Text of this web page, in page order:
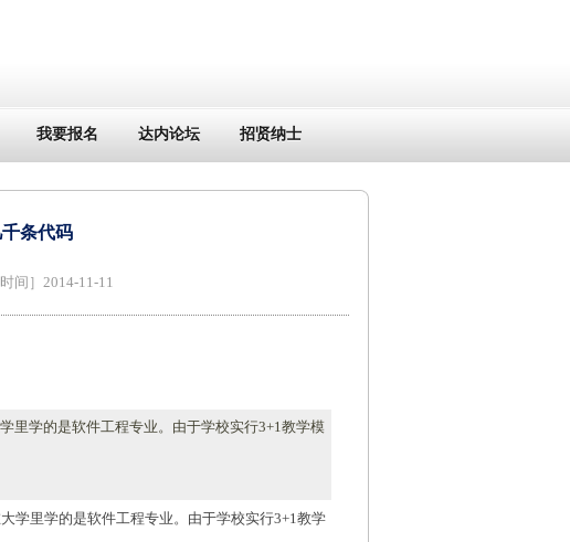
我要报名 达内论坛 招贤纳士
条代码
间］2014-11-11
里学的是软件工程专业。由于学校实行3+1教学模
学里学的是软件工程专业。由于学校实行3+1教学